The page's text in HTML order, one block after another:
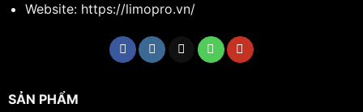
Website: https://limopro.vn/
SẢN PHẨM